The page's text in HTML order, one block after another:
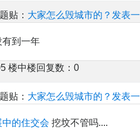
贴： 大家怎么毁城市的？发表
有到一年
楼中楼回复数：0
贴： 大家怎么毁城市的？发表
中的住交会 挖坟不管吗....